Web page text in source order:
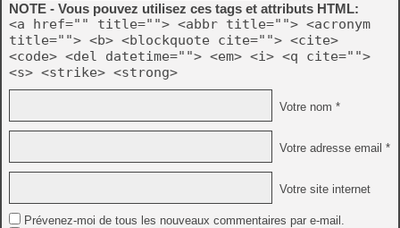
NOTE - Vous pouvez utilisez ces tags et attributs HTML:
<a href="" title=""> <abbr title=""> <acronym
title=""> <b> <blockquote cite=""> <cite>
<code> <del datetime=""> <em> <i> <q cite="">
<s> <strike> <strong>
Votre nom *
Votre adresse email *
Votre site internet
Prévenez-moi de tous les nouveaux commentaires par e-mail.